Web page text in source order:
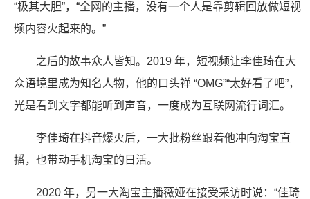
“极其大胆”，“全网的主播，没有一个人是靠剪辑回放做短视
频内容火起来的。”
之后的故事众人皆知。2019 年，短视频让李佳琦在大
众语境里成为知名人物，他的口头禅 “OMG”“太好看了吧”，
光是看到文字都能听到声音，一度成为互联网流行词汇。
李佳琦在抖音爆火后，一大批粉丝跟着他冲向淘宝直
播，也带动手机淘宝的日活。
2020 年，另一大淘宝主播薇娅在接受采访时说：“佳琦